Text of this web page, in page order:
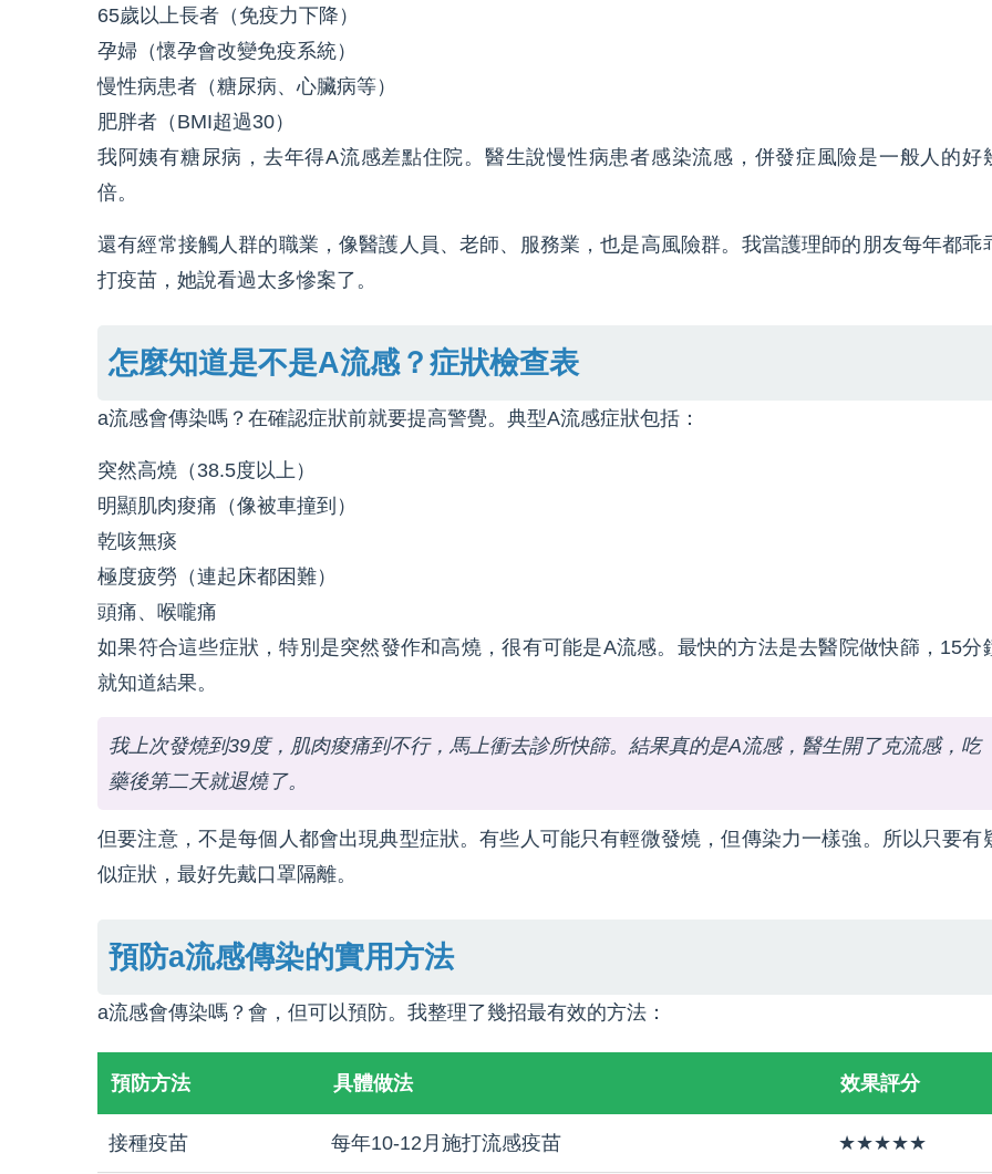
65歲以上長者（免疫力下降）
孕婦（懷孕會改變免疫系統）
慢性病患者（糖尿病、心臟病等）
肥胖者（BMI超過30）
我阿姨有糖尿病，去年得A流感差點住院。醫生說慢性病患者感染流感，併發症風險是一般人的好
倍。
還有經常接觸人群的職業，像醫護人員、老師、服務業，也是高風險群。我當護理師的朋友每年都乖
打疫苗，她說看過太多慘案了。
怎麼知道是不是A流感？症狀檢查表
a流感會傳染嗎？在確認症狀前就要提高警覺。典型A流感症狀包括：
突然高燒（38.5度以上）
明顯肌肉痠痛（像被車撞到）
乾咳無痰
極度疲勞（連起床都困難）
頭痛、喉嚨痛
如果符合這些症狀，特別是突然發作和高燒，很有可能是A流感。最快的方法是去醫院做快篩，15分
就知道結果。
我上次發燒到39度，肌肉痠痛到不行，馬上衝去診所快篩。結果真的是A流感，醫生開了克流感，吃
藥後第二天就退燒了。
但要注意，不是每個人都會出現典型症狀。有些人可能只有輕微發燒，但傳染力一樣強。所以只要有
似症狀，最好先戴口罩隔離。
預防a流感傳染的實用方法
a流感會傳染嗎？會，但可以預防。我整理了幾招最有效的方法：
預防方法 具體做法 效果評分
接種疫苗 每年10-12月施打流感疫苗 ★★★★★